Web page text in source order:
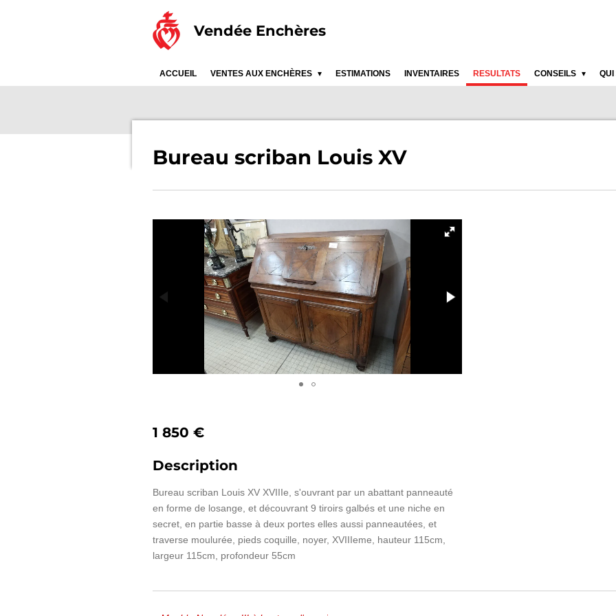
Vendée Enchères
ACCUEIL VENTES AUX ENCHÈRES ESTIMATIONS INVENTAIRES RESULTATS CONSEILS QUI
Bureau scriban Louis XV
1 850 €
Description
Bureau scriban Louis XV XVIIIe, s'ouvrant par un abattant panneauté
en forme de losange, et découvrant 9 tiroirs galbés et une niche en
secret, en partie basse à deux portes elles aussi panneautées, et
traverse moulurée, pieds coquille, noyer, XVIIIeme, hauteur 115cm,
largeur 115cm, profondeur 55cm